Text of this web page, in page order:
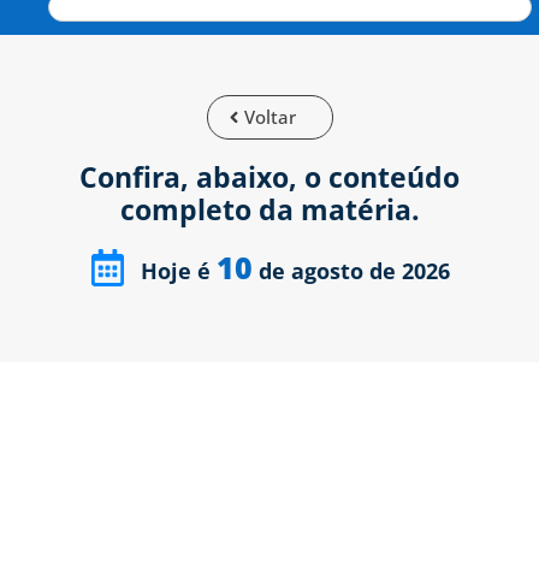
Voltar
Confira, abaixo, o conteúdo
completo da matéria.
Hoje é 10 de agosto de 2026